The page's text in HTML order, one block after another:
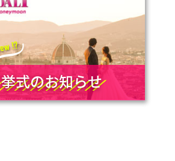
挙式のお知らせ